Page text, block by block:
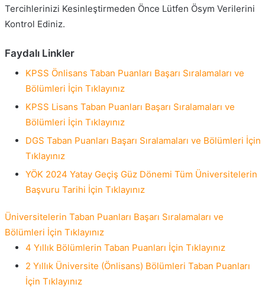
Tercihlerinizi Kesinleştirmeden Önce Lütfen Ösym Verilerini
Kontrol Ediniz.
Faydalı Linkler
KPSS Önlisans Taban Puanları Başarı Sıralamaları ve
Bölümleri İçin Tıklayınız
KPSS Lisans Taban Puanları Başarı Sıralamaları ve
Bölümleri İçin Tıklayınız
DGS Taban Puanları Başarı Sıralamaları ve Bölümleri İçin
Tıklayınız
YÖK 2024 Yatay Geçiş Güz Dönemi Tüm Üniversitelerin
Başvuru Tarihi İçin Tıklayınız
Üniversitelerin Taban Puanları Başarı Sıralamaları ve
Bölümleri İçin Tıklayınız
4 Yıllık Bölümlerin Taban Puanları İçin Tıklayınız
2 Yıllık Üniversite (Önlisans) Bölümleri Taban Puanları
İçin Tıklayınız